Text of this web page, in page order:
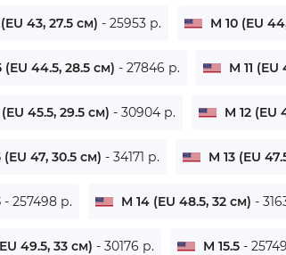
43, 27.5 см) - 25953 р. M 10 (EU
(EU 44.5, 28.5 см) - 27846 р. M 11
(EU 45.5, 29.5 см) - 30904 р. M 12 (EU
(EU 47, 30.5 см) - 34171 р. M 13 (EU
- 257498 р. M 14 (EU 48.5, 32 см) -
49.5, 33 см) - 30176 р. M 15.5 -